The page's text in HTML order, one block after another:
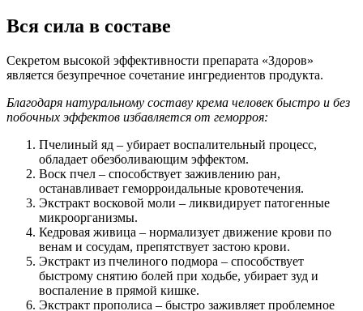
Вся сила в составе
Секретом высокой эффективности препарата «Здоров»
является безупречное сочетание ингредиентов продукта.
Благодаря натуральному составу крема человек быстро и без
побочных эффектов избавляется от геморроя:
Пчелиный яд – убирает воспалительный процесс,
обладает обезболивающим эффектом.
Воск пчел – способствует заживлению ран,
останавливает геморроидальные кровотечения.
Экстракт восковой моли – ликвидирует патогенные
микроорганизмы.
Кедровая живица – нормализует движение крови по
венам и сосудам, препятствует застою крови.
Экстракт из пчелиного подмора – способствует
быстрому снятию болей при ходьбе, убирает зуд и
воспаление в прямой кишке.
Экстракт прополиса – быстро заживляет проблемное